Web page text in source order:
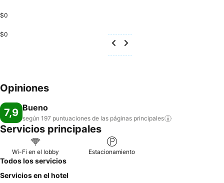
$0
$0
Opiniones
7,9 Bueno
según 197 puntuaciones de las páginas principales
Servicios principales
Wi-Fi en el lobby Estacionamiento
Todos los servicios
Servicios en el hotel